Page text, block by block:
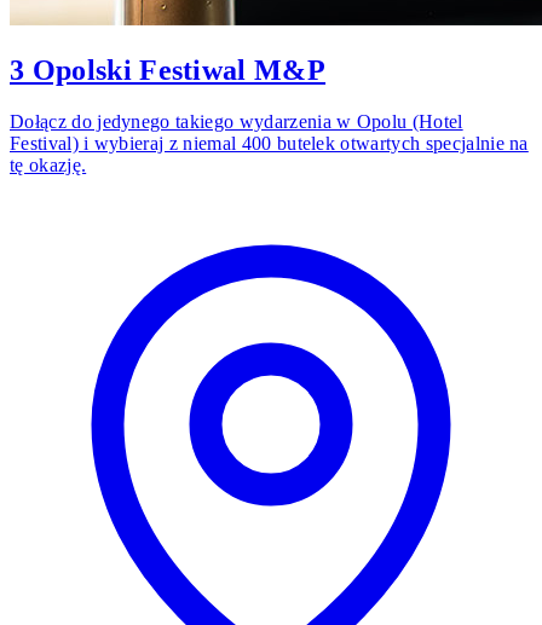
3 Opolski Festiwal M&P
Dołącz do jedynego takiego wydarzenia w Opolu (Hotel
Festival) i wybieraj z niemal 400 butelek otwartych specjalnie na
tę okazję.